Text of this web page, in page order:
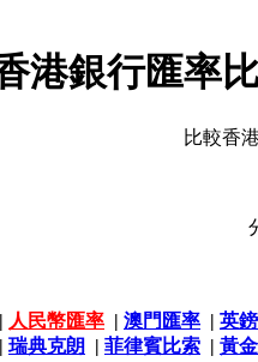
港銀行匯率
比較香
| 人民幣匯率 | 澳門匯率 | 英
| 瑞典克朗 | 菲律賓比索 | 黃